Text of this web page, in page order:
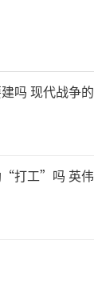
吗 现代战争的
“打工”吗 英伟